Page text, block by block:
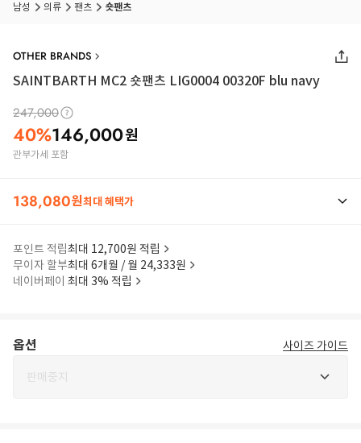
남성 의류 팬츠 숏팬츠
OTHER BRANDS
SAINTBARTH MC2 숏팬츠 LIG0004 00320F blu navy
247,000
40%146,000원
관부가세 포함
138,080원최대 혜택가
포인트 적립최대 12,700원 적립
무이자 할부최대 6개월 / 월 24,333원
네이버페이 최대 3% 적립
옵션 사이즈 가이드
판매중지